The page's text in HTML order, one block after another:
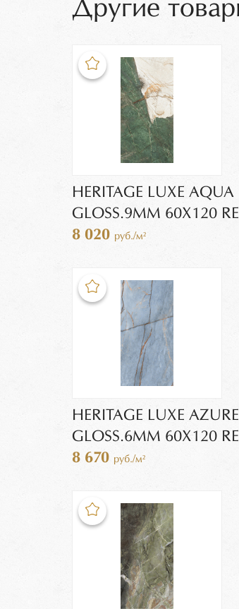
Другие
HERITAGE LUXE AQUA
GLOSS.9MM 60X120
8 020 руб./м²
HERITAGE LUXE AZURE
GLOSS.6MM 60X120
8 670 руб./м²